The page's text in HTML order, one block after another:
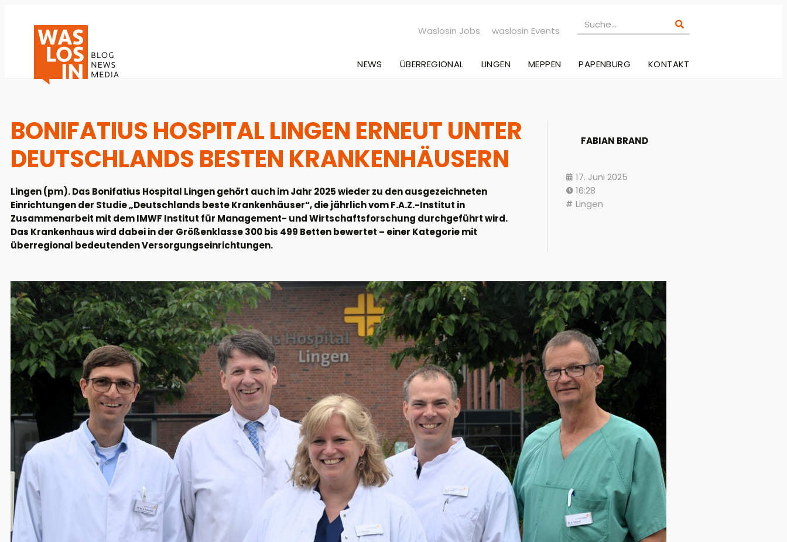
Waslosin Jobs waslosin Events
NEWS ÜBERREGIONAL LINGEN MEPPEN PAPENBURG KONTAKT
BONIFATIUS HOSPITAL LINGEN ERNEUT UNTER
DEUTSCHLANDS BESTEN KRANKENHÄUSERN
Lingen (pm). Das Bonifatius Hospital Lingen gehört auch im Jahr 2025 wieder zu den ausgezeichneten
Einrichtungen der Studie „Deutschlands beste Krankenhäuser“, die jährlich vom F.A.Z.-Institut in
Zusammenarbeit mit dem IMWF Institut für Management- und Wirtschaftsforschung durchgeführt wird.
Das Krankenhaus wird dabei in der Größenklasse 300 bis 499 Betten bewertet – einer Kategorie mit
überregional bedeutenden Versorgungseinrichtungen.
FABIAN BRAND
17. Juni 2025
16:28
Lingen